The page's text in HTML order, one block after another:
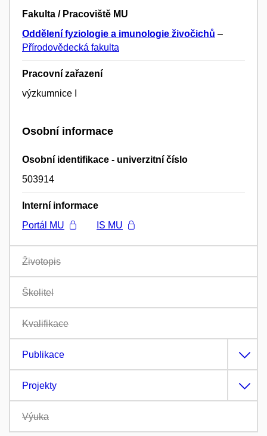
Fakulta / Pracoviště MU
Oddělení fyziologie a imunologie živočichů –
Přírodovědecká fakulta
Pracovní zařazení
výzkumnice I
Osobní informace
Osobní identifikace - univerzitní číslo
503914
Interní informace
Portál MU
IS MU
Životopis
Školitel
Kvalifikace
Publikace
Projekty
Výuka